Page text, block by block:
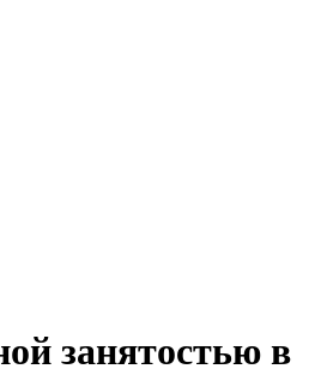
занятостью в